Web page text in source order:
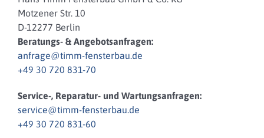
Motzener Str. 10
D-12277 Berlin
Beratungs- & Angebotsanfragen:
anfrage@timm-fensterbau.de
+49 30 720 831-70
Service-, Reparatur- und Wartungsanfragen:
service@timm-fensterbau.de
+49 30 720 831-60